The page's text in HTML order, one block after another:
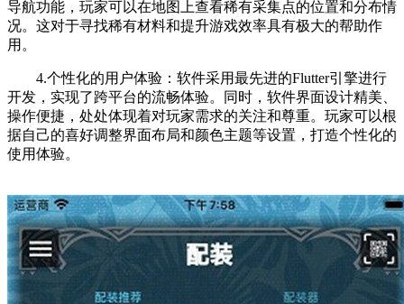
导航功能，玩家可以在地图上查看稀有采集点的位置和分布情
况。这对于寻找稀有材料和提升游戏效率具有极大的帮助作
用。
4.个性化的用户体验：软件采用最先进的Flutter引擎进行
开发，实现了跨平台的流畅体验。同时，软件界面设计精美、
操作便捷，处处体现着对玩家需求的关注和尊重。玩家可以根
据自己的喜好调整界面布局和颜色主题等设置，打造个性化的
使用体验。